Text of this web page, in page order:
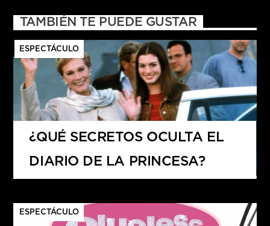
TAMBIÉN TE PUEDE GUSTAR
ESPECTÁCULO
¿QUÉ SECRETOS OCULTA EL
DIARIO DE LA PRINCESA?
ESPECTÁCULO